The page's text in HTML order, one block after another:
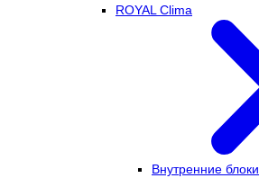
ROYAL Clima
Внутренние блоки